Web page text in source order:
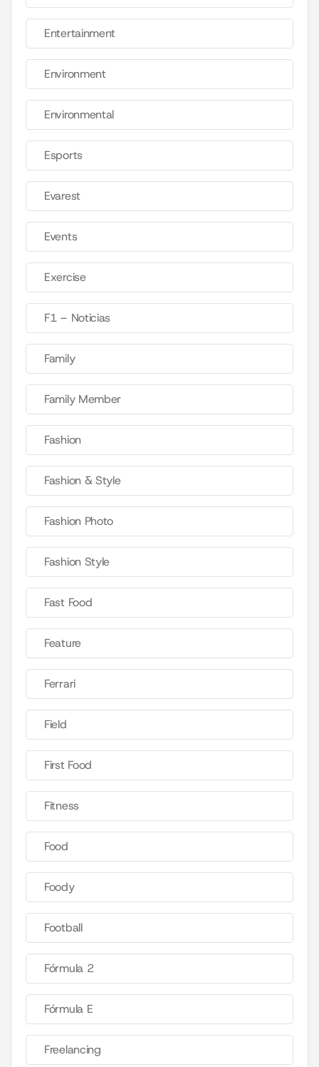
Entertainment
Environment
Environmental
Esports
Evarest
Events
Exercise
F1 – Noticias
Family
Family Member
Fashion
Fashion & Style
Fashion Photo
Fashion Style
Fast Food
Feature
Ferrari
Field
First Food
Fitness
Food
Foody
Football
Fórmula 2
Fórmula E
Freelancing